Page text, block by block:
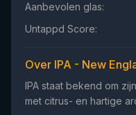
Aanbevolen glas:
Untappd Score:
Over IPA - New
IPA staat bekend om
met citrus- en hartige